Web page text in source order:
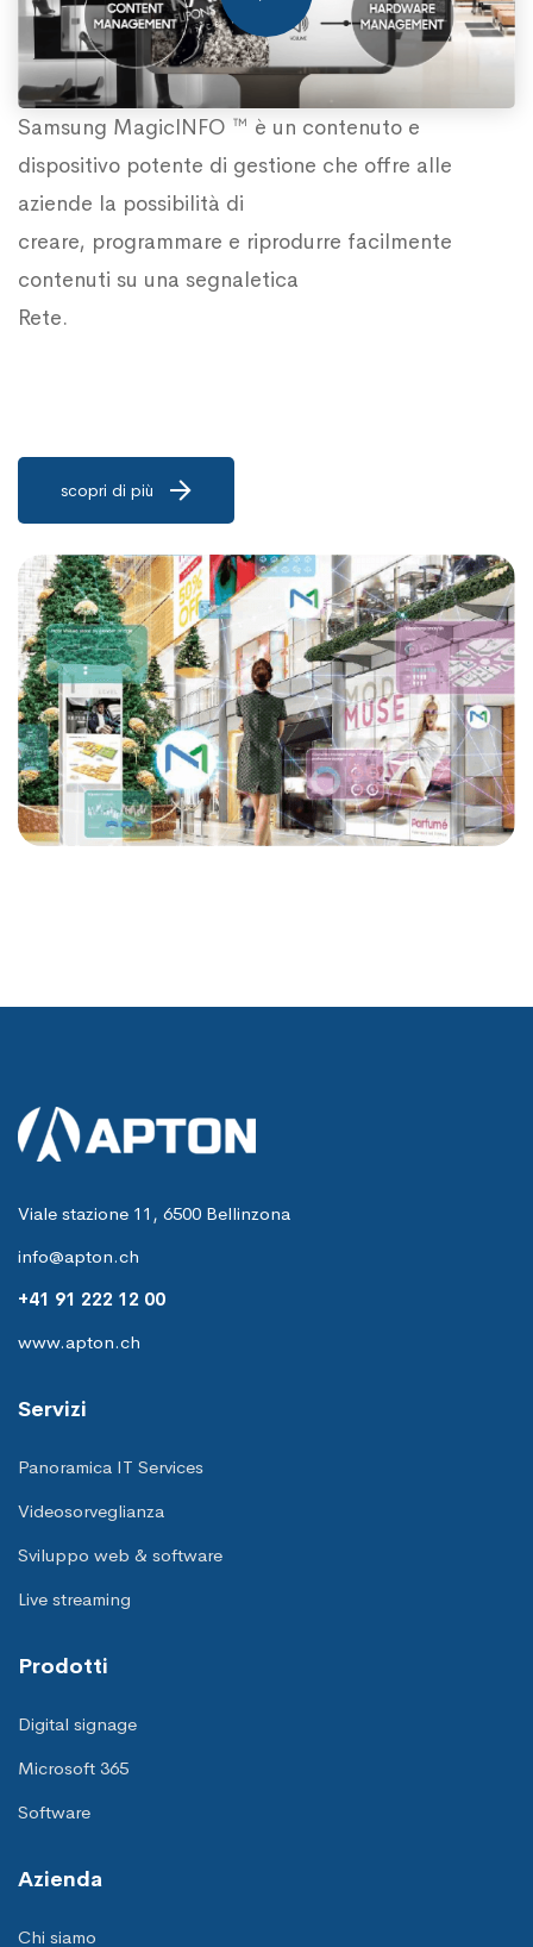
Samsung MagicINFO ™ è un contenuto e
dispositivo potente di gestione che offre alle
aziende la possibilità di
creare, programmare e riprodurre facilmente
contenuti su una segnaletica
Rete.
scopri di più
Viale stazione 11, 6500 Bellinzona
info@apton.ch
+41 91 222 12 00
www.apton.ch
Servizi
Panoramica IT Services
Videosorveglianza
Sviluppo web & software
Live streaming
Prodotti
Digital signage
Microsoft 365
Software
Azienda
Chi siamo